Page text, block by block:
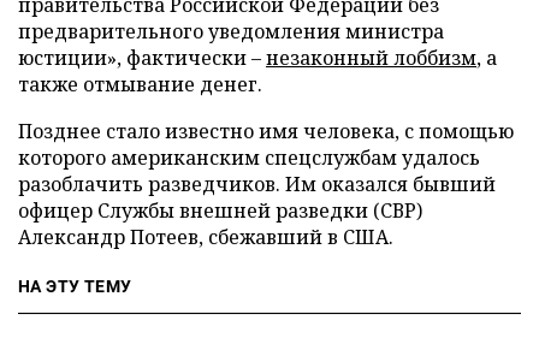
предварительного уведомления министра
юстиции», фактически –незаконный лоббизм, а
также отмывание денег.
Позднее стало известно имя человека, с помощью
которого американским спецслужбам удалось
разоблачить разведчиков. Им оказался бывший
офицер Службы внешней разведки (СВР)
Александр Потеев, сбежавший в США.
НА ЭТУ ТЕМУ